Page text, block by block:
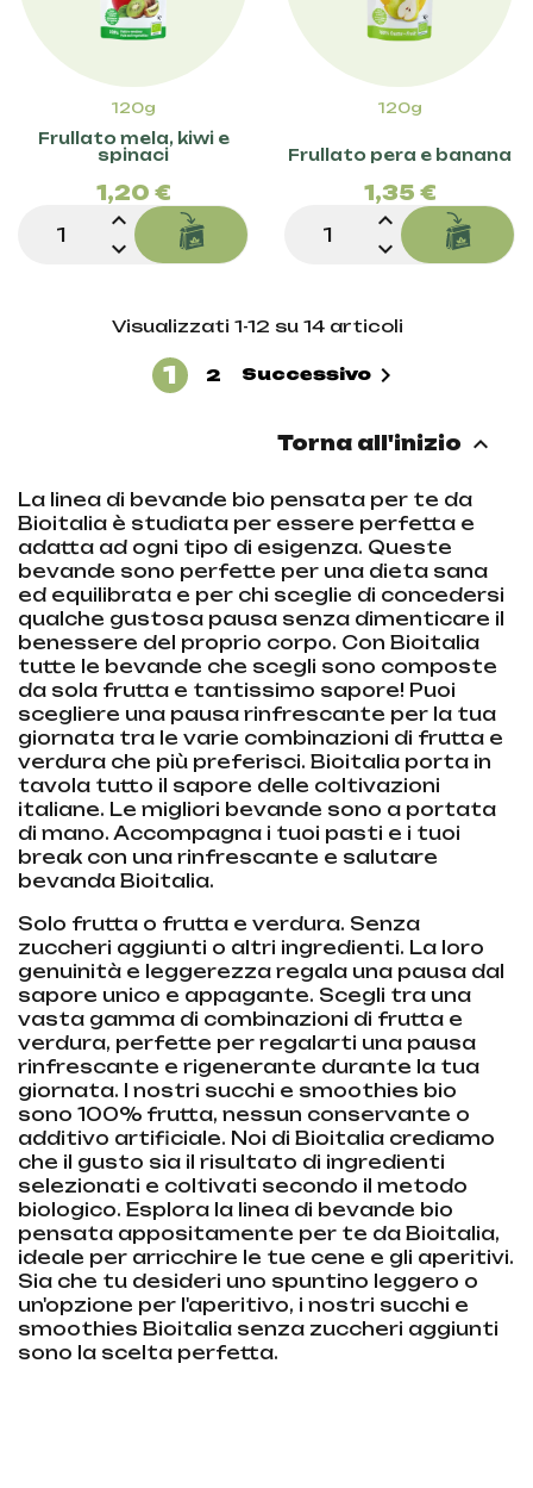
120g
Frullato mela, kiwi e
spinaci
Prezzo
1,20 €
expand_less
expand_more
120g
Frullato pera e banana
1,35 €
expand_less
expand_more
Visualizzati 1-12 su 14 articoli
1 2 Successivo
Torna all'inizio 
La linea di bevande bio pensata per te da
Bioitalia è studiata per essere perfetta e
adatta ad ogni tipo di esigenza. Queste
bevande sono perfette per una dieta sana
ed equilibrata e per chi sceglie di concedersi
qualche gustosa pausa senza dimenticare il
benessere del proprio corpo. Con Bioitalia
tutte le bevande che scegli sono composte
da sola frutta e tantissimo sapore! Puoi
scegliere una pausa rinfrescante per la tua
giornata tra le varie combinazioni di frutta e
verdura che più preferisci. Bioitalia porta in
tavola tutto il sapore delle coltivazioni
italiane. Le migliori bevande sono a portata
di mano. Accompagna i tuoi pasti e i tuoi
break con una rinfrescante e salutare
bevanda Bioitalia.
Solo frutta o frutta e verdura. Senza
zuccheri aggiunti o altri ingredienti. La loro
genuinità e leggerezza regala una pausa dal
sapore unico e appagante. Scegli tra una
vasta gamma di combinazioni di frutta e
verdura, perfette per regalarti una pausa
rinfrescante e rigenerante durante la tua
giornata. I nostri succhi e smoothies bio
sono 100% frutta, nessun conservante o
additivo artificiale. Noi di Bioitalia crediamo
che il gusto sia il risultato di ingredienti
selezionati e coltivati secondo il metodo
biologico. Esplora la linea di bevande bio
pensata appositamente per te da Bioitalia,
ideale per arricchire le tue cene e gli aperitivi.
Sia che tu desideri uno spuntino leggero o
un'opzione per l'aperitivo, i nostri succhi e
smoothies Bioitalia senza zuccheri aggiunti
sono la scelta perfetta.